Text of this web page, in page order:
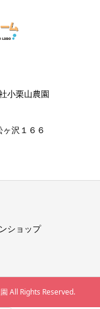
小栗山農園
沢１６６
ショップ
All Rights Reserved.